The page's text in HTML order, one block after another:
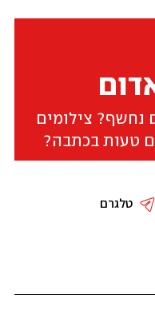
נחשף? צילומים
טעות בכתבה?
טלגרם